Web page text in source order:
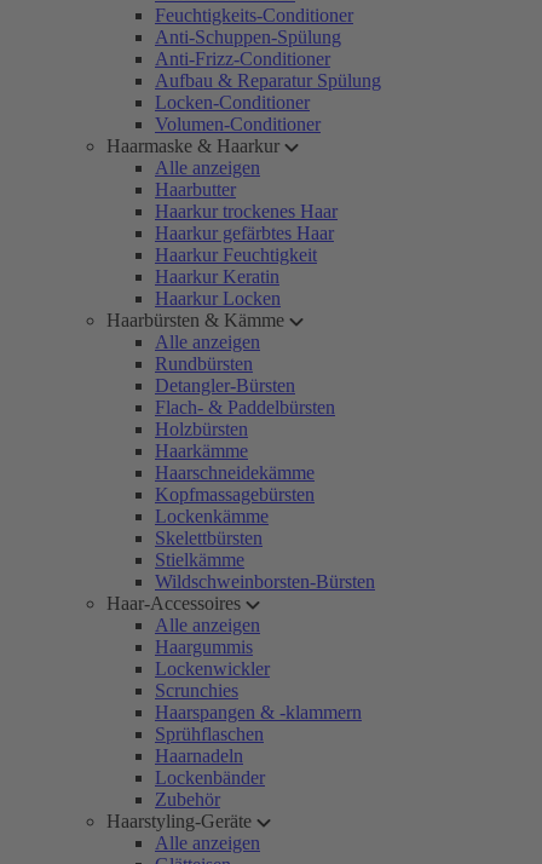
Feuchtigkeits-Conditioner
Anti-Schuppen-Spülung
Anti-Frizz-Conditioner
Aufbau & Reparatur Spülung
Locken-Conditioner
Volumen-Conditioner
Haarmaske & Haarkur
Alle anzeigen
Haarbutter
Haarkur trockenes Haar
Haarkur gefärbtes Haar
Haarkur Feuchtigkeit
Haarkur Keratin
Haarkur Locken
Haarbürsten & Kämme
Alle anzeigen
Rundbürsten
Detangler-Bürsten
Flach- & Paddelbürsten
Holzbürsten
Haarkämme
Haarschneidekämme
Kopfmassagebürsten
Lockenkämme
Skelettbürsten
Stielkämme
Wildschweinborsten-Bürsten
Haar-Accessoires
Alle anzeigen
Haargummis
Lockenwickler
Scrunchies
Haarspangen & -klammern
Sprühflaschen
Haarnadeln
Lockenbänder
Zubehör
Haarstyling-Geräte
Alle anzeigen